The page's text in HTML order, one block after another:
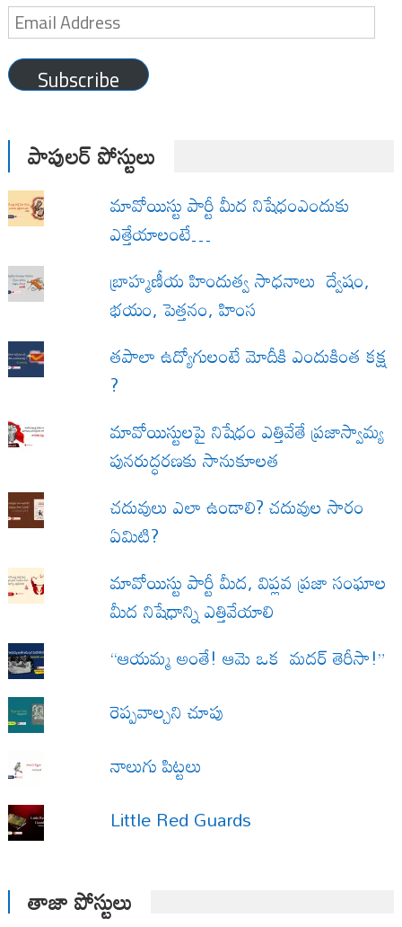
Email
Address
Subscribe
పాపులర్ పోస్టులు
మావోయిస్టు పార్టీ మీద నిషేధంఎందుకు
ఎత్తేయాలంటే…
బ్రాహ్మణీయ హిందుత్వ సాధనాలు ద్వేషం,
భయం, పెత్తనం, హింస
త‌పాలా ఉద్యోగులంటే మోదీకి ఎందుకింత కక్ష
?
మావోయిస్టులపై నిషేధం ఎత్తివేతే ప్రజాస్వామ్య
పునరుద్ధరణకు సానుకూలత
చదువులు ఎలా ఉండాలి? చదువుల సారం
ఏమిటి?
మావోయిస్టు పార్టీ మీద, విప్లవ ప్రజా సంఘాల
మీద నిషేధాన్ని ఎత్తివేయాలి
“ఆయమ్మ అంతే! ఆమె ఒక మదర్ తెరీసా!”
రెప్పవాల్చని చూపు
నాలుగు పిట్టలు
Little Red Guards
తాజా పోస్టులు